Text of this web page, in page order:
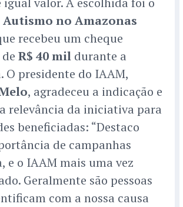
no Amazonas
recebeu um cheque
R$ 40 mil durante a
O presidente do IAAM,
, agradeceu a indicação e
relevância da iniciativa para
beneficiadas: “Destaco
de campanhas
e o IAAM mais uma vez
Geralmente são pessoas
com a nossa causa